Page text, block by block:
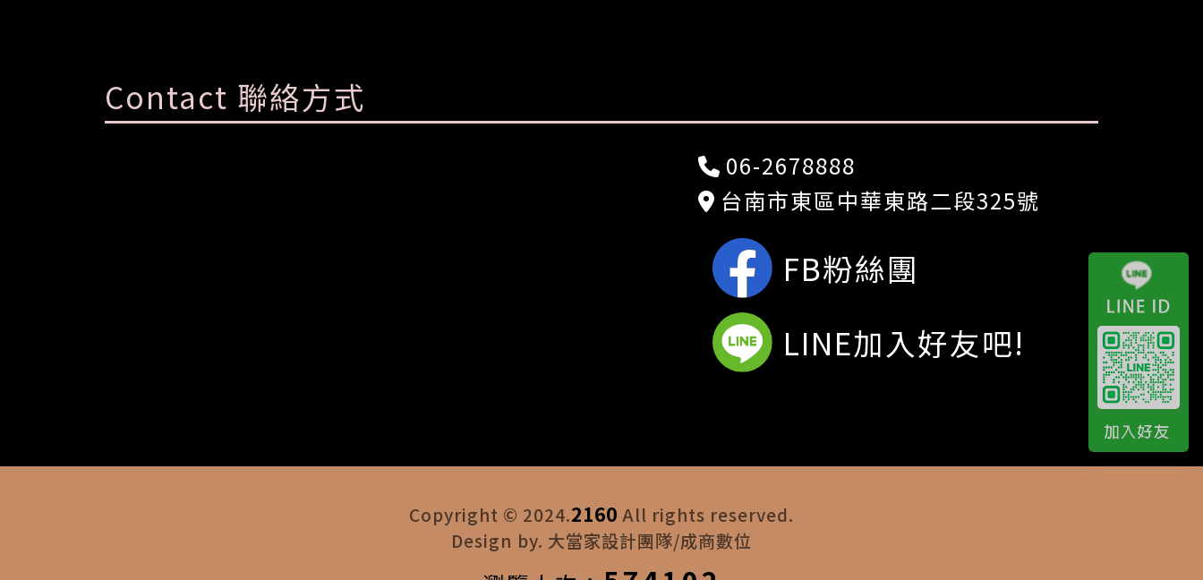
Contact 聯絡方式
06-2678888
台南市東區中華東路二段325號
FB粉絲團
LINE加入好友吧!
Copyright © 2024.2160 All rights reserved.
Design by. 大當家設計團隊/成商數位